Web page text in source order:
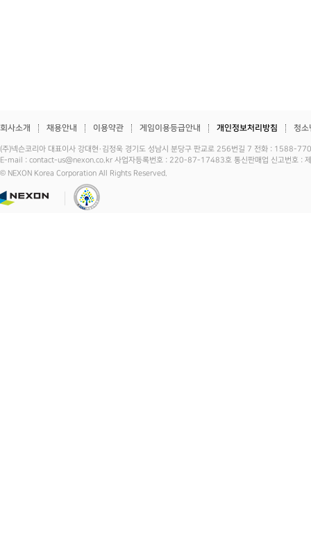
회사소개 채용안내 이용약관 게임이용등급안내 개인정보처리방침 청소
(주)넥슨코리아 대표이사 강대현·김정욱 경기도 성남시 분당구 판교로 256번길 7 전화 :
E-mail : contact-us@nexon.co.kr 사업자등록번호 : 220-87-17483호 통신판매업 신고번호 :
© NEXON Korea Corporation All Rights Reserved.